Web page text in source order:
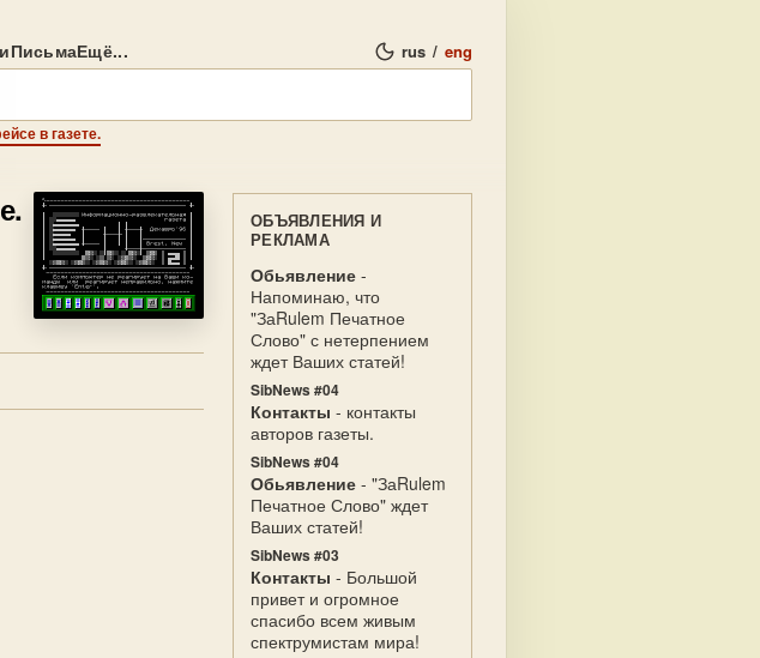
ПисьмаЕщё... rus / eng
в газете.
ОБЪЯВЛЕНИЯ И
РЕКЛАМА
Обьявление -
Напоминаю, что
"ЗаRulem Печатное
Слово" с нетерпением
ждет Ваших статей!
SibNews #04
Контакты - контакты
авторов газеты.
SibNews #04
Обьявление - "ЗаRulem
Печатное Слово" ждет
Ваших статей!
SibNews #03
Контакты - Большой
привет и огромное
спасибо всем живым
спектрумистам мира!